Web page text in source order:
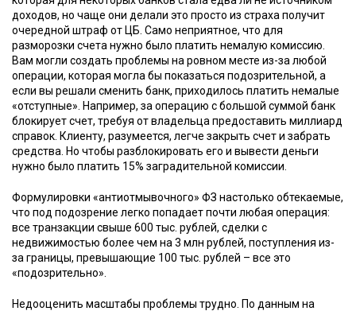
Lifestyle
Мурзилка
доходов, но чаще они делали это просто из страха получит
очередной штраф от ЦБ. Само неприятное, что для
разморозки счета нужно было платить немалую комиссию.
Вам могли создать проблемы на ровном месте из-за любой
операции, которая могла бы показаться подозрительной, а
если вы решали сменить банк, приходилось платить немалые
«отступные». Например, за операцию с большой суммой банк
блокирует счет, требуя от владельца предоставить миллиард
справок. Клиенту, разумеется, легче закрыть счет и забрать
средства. Но чтобы разблокировать его и вывести деньги
нужно было платить 15% заградительной комиссии.
Формулировки «антиотмывочного» ФЗ настолько обтекаемые,
что под подозрение легко попадает почти любая операция:
все транзакции свыше 600 тыс. рублей, сделки с
недвижимостью более чем на 3 млн рублей, поступления из-
за границы, превышающие 100 тыс. рублей – все это
«подозрительно».
Недооценить масштабы проблемы трудно. По данным на